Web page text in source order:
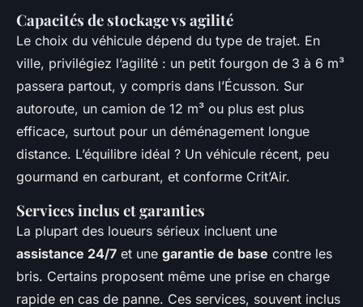
Capacités de stockage vs agilité
Le choix du véhicule dépend du type de trajet. En
ville, privilégiez l’agilité : un petit fourgon de 3 à 6 m³
passera partout, y compris dans l’Écusson. Sur
autoroute, un camion de 12 m³ ou plus est plus
efficace, surtout pour un déménagement longue
distance. L’équilibre idéal ? Un véhicule récent, peu
gourmand en carburant, et conforme Crit’Air.
Services inclus et garanties
La plupart des loueurs sérieux incluent une
assistance 24/7 et une garantie de base contre les
bris. Certains proposent même une prise en charge
rapide en cas de panne. Ces services, souvent inclus